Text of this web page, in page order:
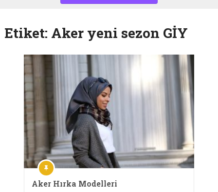
Etiket: Aker yeni sezon GİY
Aker Hırka Modelleri